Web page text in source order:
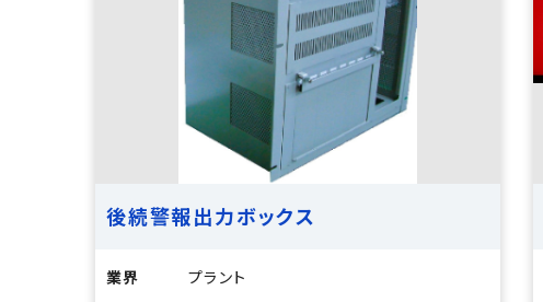
後続警報出力ボックス
業界 プラント